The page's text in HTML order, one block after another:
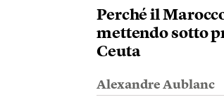
Perché il
mettendo sotto
Ceuta
Alexandre Aublanc